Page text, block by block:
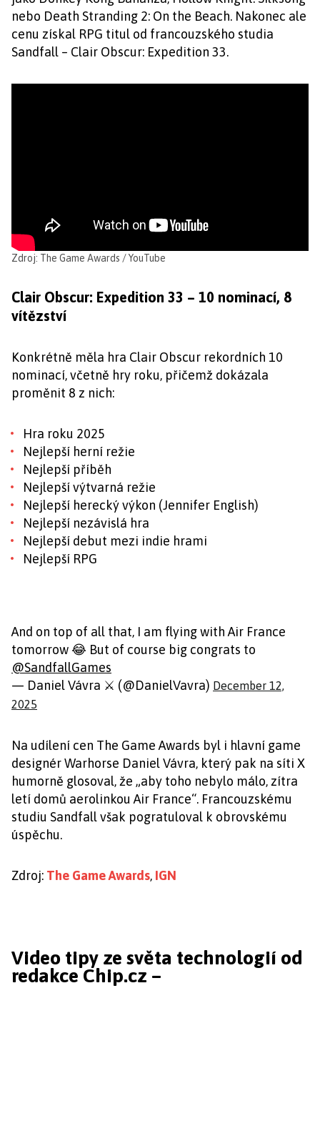
nebo Death Stranding 2: On the Beach. Nakonec ale
cenu získal RPG titul od francouzského studia
Sandfall – Clair Obscur: Expedition 33.
Zdroj: The Game Awards / YouTube
Clair Obscur: Expedition 33 – 10 nominací, 8
vítězství
Konkrétně měla hra Clair Obscur rekordních 10
nominací, včetně hry roku, přičemž dokázala
proměnit 8 z nich:
Hra roku 2025
Nejlepší herní režie
Nejlepší příběh
Nejlepší výtvarná režie
Nejlepší herecký výkon (Jennifer English)
Nejlepší nezávislá hra
Nejlepší debut mezi indie hrami
Nejlepší RPG
And on top of all that, I am flying with Air France
tomorrow 😂 But of course big congrats to
@SandfallGames
— Daniel Vávra ⚔ (@DanielVavra) December 12,
2025
Na udílení cen The Game Awards byl i hlavní game
designér Warhorse Daniel Vávra, který pak na síti X
humorně glosoval, že „aby toho nebylo málo, zítra
letí domů aerolinkou Air France“. Francouzskému
studiu Sandfall však pogratuloval k obrovskému
úspěchu.
Zdroj: The Game Awards, IGN
Video tipy ze světa technologií od
redakce Chip.cz –